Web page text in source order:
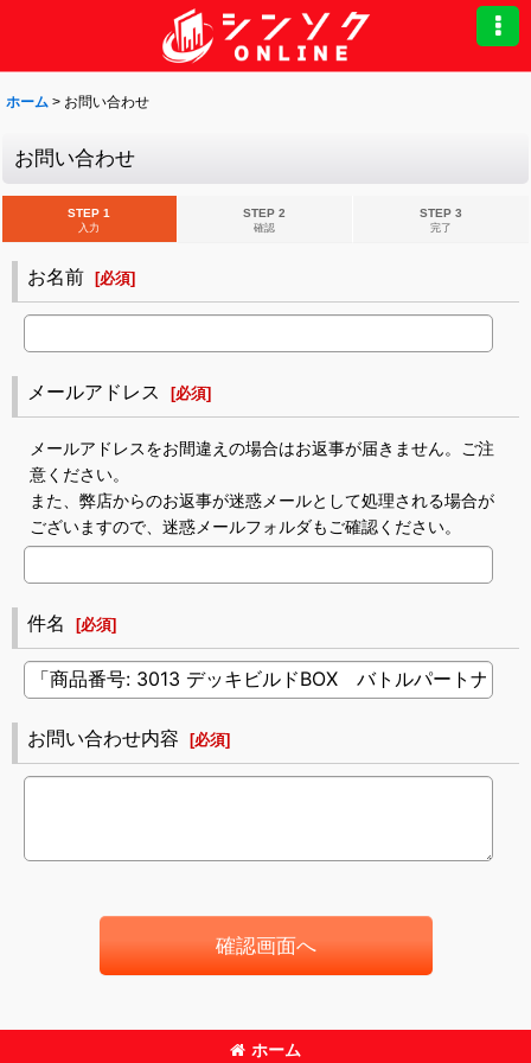
ホーム > お問い合わせ
お問い合わせ
STEP 1
入力
STEP 2
確認
STEP 3
完了
お名前 [必須]
メールアドレス [必須]
メールアドレスをお間違えの場合はお返事が届きません。ご注
意ください。
また、弊店からのお返事が迷惑メールとして処理される場合が
ございますので、迷惑メールフォルダもご確認ください。
件名 [必須]
お問い合わせ内容 [必須]
確認画面へ
ホーム